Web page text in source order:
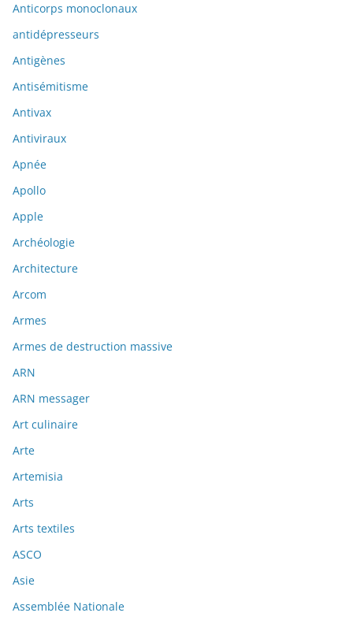
Anticorps monoclonaux
antidépresseurs
Antigènes
Antisémitisme
Antivax
Antiviraux
Apnée
Apollo
Apple
Archéologie
Architecture
Arcom
Armes
Armes de destruction massive
ARN
ARN messager
Art culinaire
Arte
Artemisia
Arts
Arts textiles
ASCO
Asie
Assemblée Nationale